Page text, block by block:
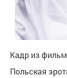
Кадр из
Польская